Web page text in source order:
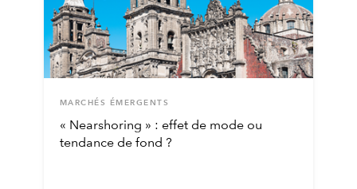
MARCHÉS ÉMERGENTS
« Nearshoring » : effet de mode ou
tendance de fond ?